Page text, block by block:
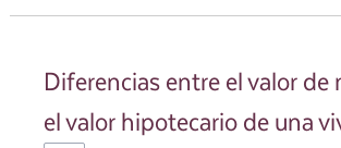
Diferencias entre el valor de
el valor hipotecario de una